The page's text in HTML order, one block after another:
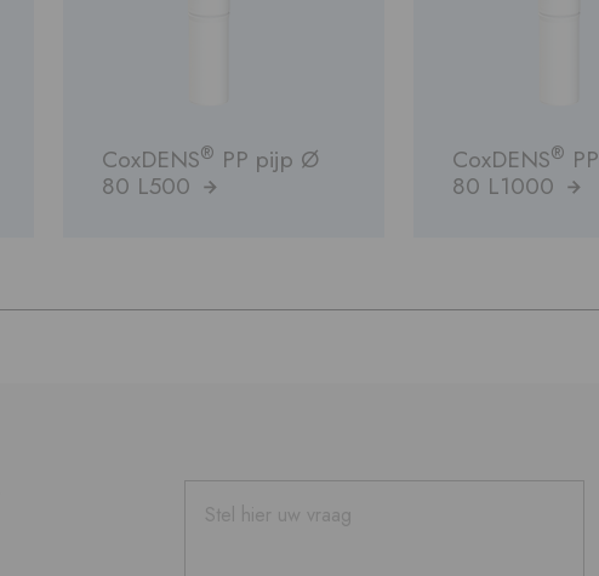
CoxDENS® PP pijp Ø
80 L500
CoxDENS®
80 L1000